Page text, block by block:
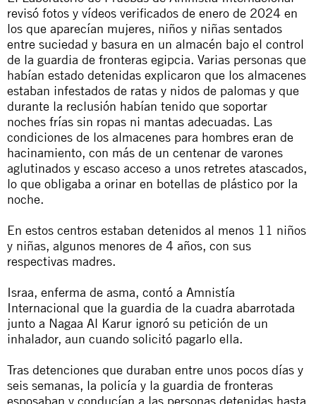
revisó fotos y vídeos verificados de enero de 2024 en
los que aparecían mujeres, niños y niñas sentados
entre suciedad y basura en un almacén bajo el control
de la guardia de fronteras egipcia. Varias personas que
habían estado detenidas explicaron que los almacenes
estaban infestados de ratas y nidos de palomas y que
durante la reclusión habían tenido que soportar
noches frías sin ropas ni mantas adecuadas. Las
condiciones de los almacenes para hombres eran de
hacinamiento, con más de un centenar de varones
aglutinados y escaso acceso a unos retretes atascados,
lo que obligaba a orinar en botellas de plástico por la
noche.
En estos centros estaban detenidos al menos 11 niños
y niñas, algunos menores de 4 años, con sus
respectivas madres.
Israa, enferma de asma, contó a Amnistía
Internacional que la guardia de la cuadra abarrotada
junto a Nagaa Al Karur ignoró su petición de un
inhalador, aun cuando solicitó pagarlo ella.
Tras detenciones que duraban entre unos pocos días y
seis semanas, la policía y la guardia de fronteras
esposaban y conducían a las personas detenidas hasta